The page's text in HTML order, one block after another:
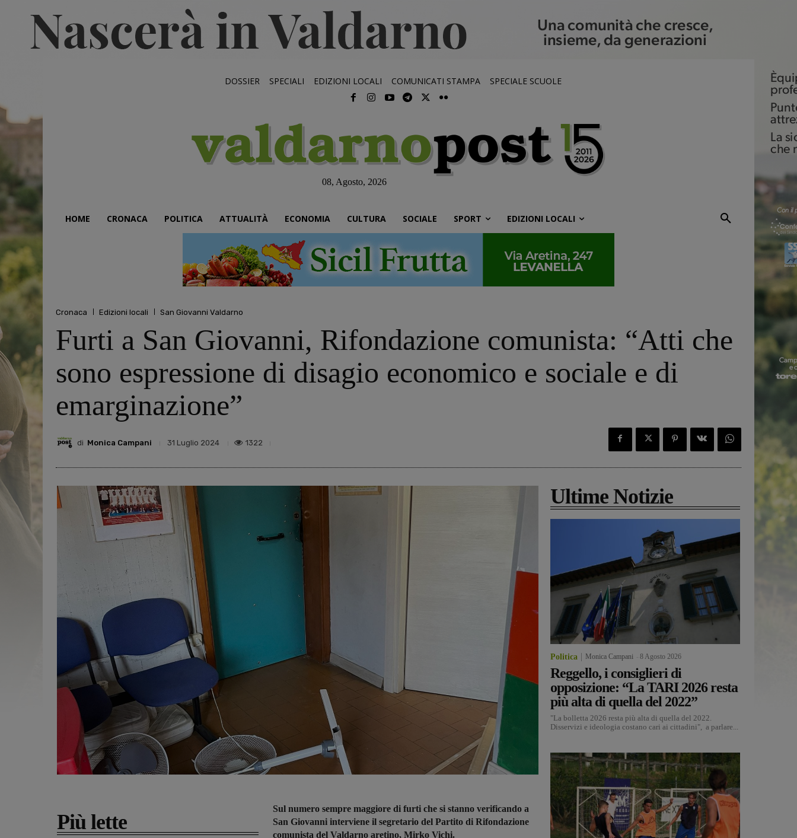
DOSSIER SPECIALI EDIZIONI LOCALI COMUNICATI STAMPA SPECIALE SCUOLE
08, Agosto, 2026
HOME CRONACA POLITICA ATTUALITÀ ECONOMIA CULTURA SOCIALE SPORT EDIZIONI LOCALI
Cronaca Edizioni locali San Giovanni Valdarno
Furti a San Giovanni, Rifondazione comunista: “Atti che
sono espressione di disagio economico e sociale e di
emarginazione”
di Monica Campani 31 Luglio 2024 1322
Più lette
Sul numero sempre maggiore di furti che si stanno verificando a
San Giovanni interviene il segretario del Partito di Rifondazione
comunista del Valdarno aretino, Mirko Vichi.
Ultime Notizie
Politica Monica Campani 8 Agosto 2026
Reggello, i consiglieri di
opposizione: “La TARI 2026 resta
più alta di quella del 2022”
"La bolletta 2026 resta più alta di quella del 2022.
Disservizi e ideologia costano cari ai cittadini", a parlare...